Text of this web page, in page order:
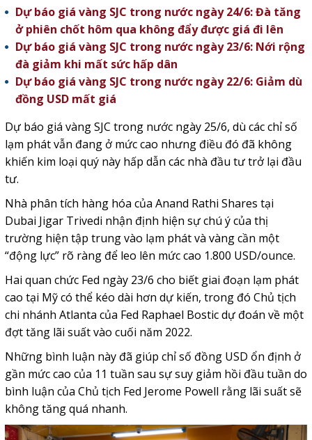
Dự báo giá vàng SJC trong nước ngày 24/6: Đà tăng
ở phiên chốt hôm qua không đẩy được giá đi lên
Dự báo giá vàng SJC trong nước ngày 23/6: Nới rộng
đà giảm khi mất sức hấp dân
Dự báo giá vàng SJC trong nước ngày 22/6: Giảm dù
đồng USD mất giá
Dự báo giá vàng SJC trong nước ngày 25/6, dù các chỉ số
lạm phát vẫn đang ở mức cao nhưng điều đó đã không
khiến kim loại quý này hấp dẫn các nhà đầu tư trở lại đầu
tư.
Nhà phân tích hàng hóa của Anand Rathi Shares tại
Dubai Jigar Trivedi nhận định hiện sự chú ý của thị
trường hiện tập trung vào lạm phát và vàng cần một
“động lực” rõ ràng để leo lên mức cao 1.800 USD/ounce.
Hai quan chức Fed ngày 23/6 cho biết giai đoạn lạm phát
cao tại Mỹ có thể kéo dài hơn dự kiến, trong đó Chủ tịch
chi nhánh Atlanta của Fed Raphael Bostic dự đoán về một
đợt tăng lãi suất vào cuối năm 2022.
Những bình luận này đã giúp chỉ số đồng USD ổn định ở
gần mức cao của 11 tuần sau sự suy giảm hồi đầu tuần do
bình luận của Chủ tịch Fed Jerome Powell rằng lãi suất sẽ
không tăng quá nhanh.